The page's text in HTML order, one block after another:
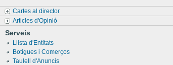
Cartes al director
Articles d'Opinió
Serveis
Llista d'Entitats
Botigues i Comerços
Taulell d'Anuncis